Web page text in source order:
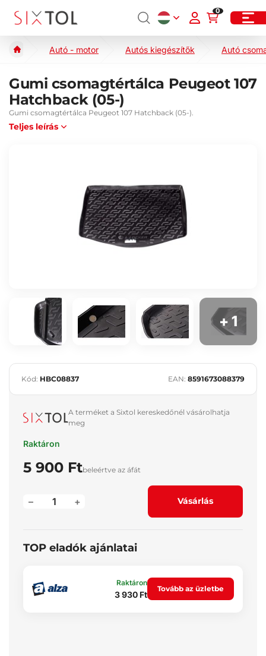
0
Autó - motor Autós kiegészítők Autó
Gumi csomagtértálca Peugeot 107
Hatchback (05-)
Gumi csomagtértálca Peugeot 107 Hatchback (05-).
Teljes leírás
+ 1
Kód: HBC08837 EAN: 8591673088379
A terméket a Sixtol kereskedőnél vásárolhatja
meg
Raktáron
5 900 Ftbeleértve az áfát
+
– Vásárlás
TOP eladók ajánlatai
Raktáron
3 930 Ft
Tovább az üzletbe